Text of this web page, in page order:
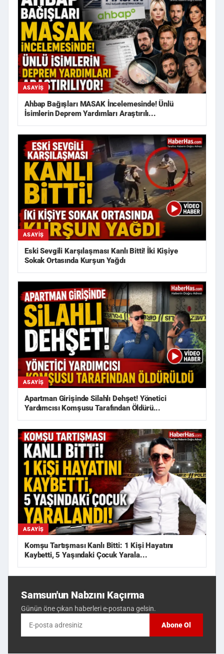
ASAYIŞ
Ahbap Bağışları MASAK İncelemesinde! Ünlü
İsimlerin Deprem Yardımları Araştırılı...
ASAYIŞ
Eski Sevgili Karşılaşması Kanlı Bitti! İki Kişiye
Sokak Ortasında Kurşun Yağdı
ASAYIŞ
Apartman Girişinde Silahlı Dehşet! Yönetici
Yardımcısı Komşusu Tarafından Öldürü...
ASAYIŞ
Komşu Tartışması Kanlı Bitti: 1 Kişi Hayatını
Kaybetti, 5 Yaşındaki Çocuk Yarala...
Samsun'un Nabzını Kaçırma
Günün öne çıkan haberleri e-postana gelsin.
Abone Ol